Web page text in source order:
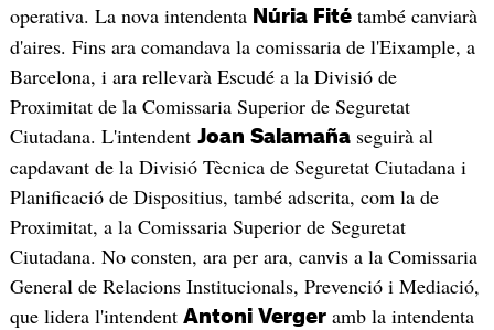
operativa. La nova intendenta Núria Fitétambé canviarà
d'aires. Fins ara comandava la comissaria de l'Eixample, a
Barcelona, i ara rellevarà Escudé a la Divisió de
Proximitat de la Comissaria Superior de Seguretat
Ciutadana. L'intendent Joan Salamañaseguirà al
capdavant de la Divisió Tècnica de Seguretat Ciutadana i
Planificació de Dispositius, també adscrita, com la de
Proximitat, a la Comissaria Superior de Seguretat
Ciutadana. No consten, ara per ara, canvis a la Comissaria
General de Relacions Institucionals, Prevenció i Mediació,
que lidera l'intendent Antoni Vergeramb la intendenta